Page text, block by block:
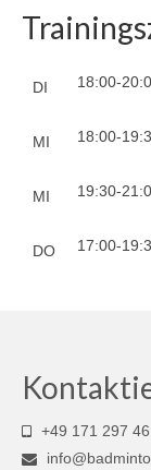
DI 18:00-
MI 18:00-
MI 19:30-
DO 17:00-
+49 171 297